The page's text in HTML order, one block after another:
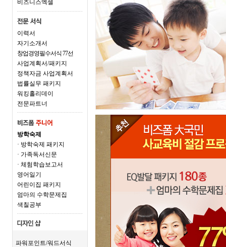
비즈니스엑셀
이력서
자기소개서
창업경영필수서식 77선
사업계획서/패키지
정책자금 사업계획서
법률실무 패키지
워킹홀리데이
전문파트너
방학숙제
· 방학숙제 패키지
· 가족독서신문
· 체험학습보고서
영어일기
어린이집 패키지
엄마의 수학문제집
색칠공부
파워포인트/워드서식